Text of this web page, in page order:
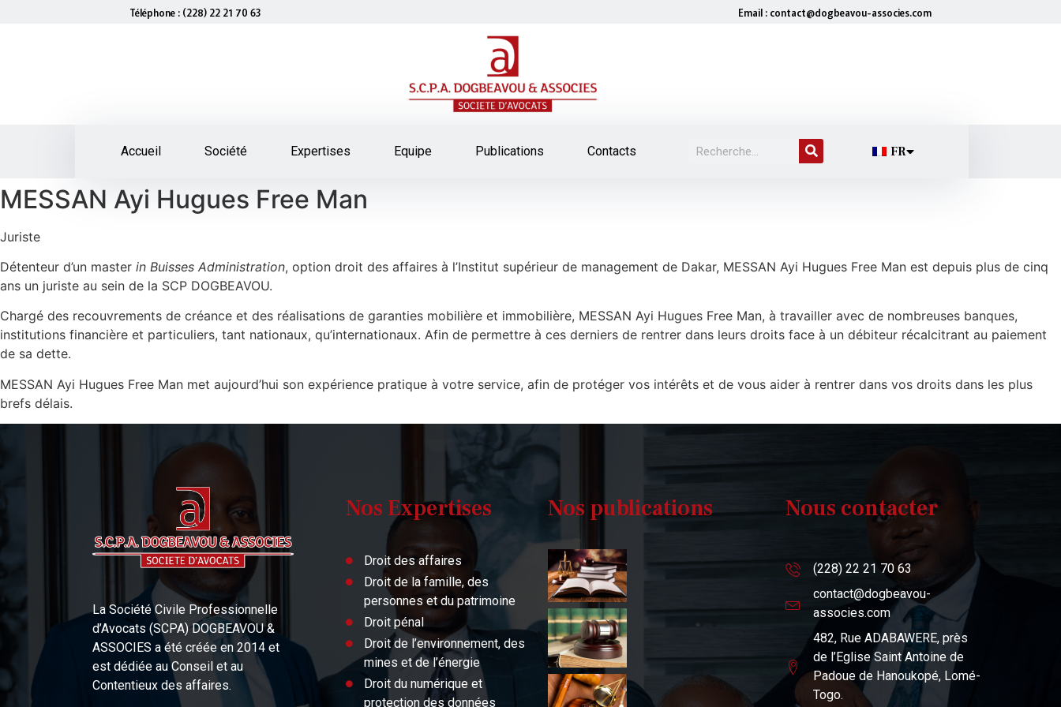
Téléphone : (228) 22 21 70 63 Email : contact@dogbeavou-associes.com
Accueil Société Expertises Equipe Publications Contacts FR
MESSAN Ayi Hugues Free Man
Juriste
Détenteur d’un master in Buisses Administration, option droit des affaires à l’Institut supérieur de management de Dakar, MESSAN Ayi Hugues Free Man est depuis plus de cinq
ans un juriste au sein de la SCP DOGBEAVOU.
Chargé des recouvrements de créance et des réalisations de garanties mobilière et immobilière, MESSAN Ayi Hugues Free Man, à travailler avec de nombreuses banques,
institutions financière et particuliers, tant nationaux, qu’internationaux. Afin de permettre à ces derniers de rentrer dans leurs droits face à un débiteur récalcitrant au paiement
de sa dette.
MESSAN Ayi Hugues Free Man met aujourd’hui son expérience pratique à votre service, afin de protéger vos intérêts et de vous aider à rentrer dans vos droits dans les plus
brefs délais.
La Société Civile Professionnelle
d’Avocats (SCPA) DOGBEAVOU &
ASSOCIES a été créée en 2014 et
est dédiée au Conseil et au
Contentieux des affaires.
Nos Expertises
Droit des affaires
Droit de la famille, des
personnes et du patrimoine
Droit pénal
Droit de l’environnement, des
mines et de l’énergie
Droit du numérique et
protection des données
Nos publications Nous contacter
(228) 22 21 70 63
contact@dogbeavou-
associes.com
482, Rue ADABAWERE, près
de l’Eglise Saint Antoine de
Padoue de Hanoukopé, Lomé-
Togo.